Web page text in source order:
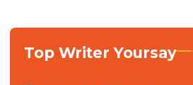
Top Writer Yoursay